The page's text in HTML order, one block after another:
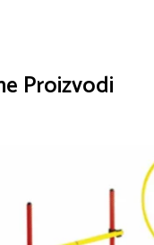
Proizvodi